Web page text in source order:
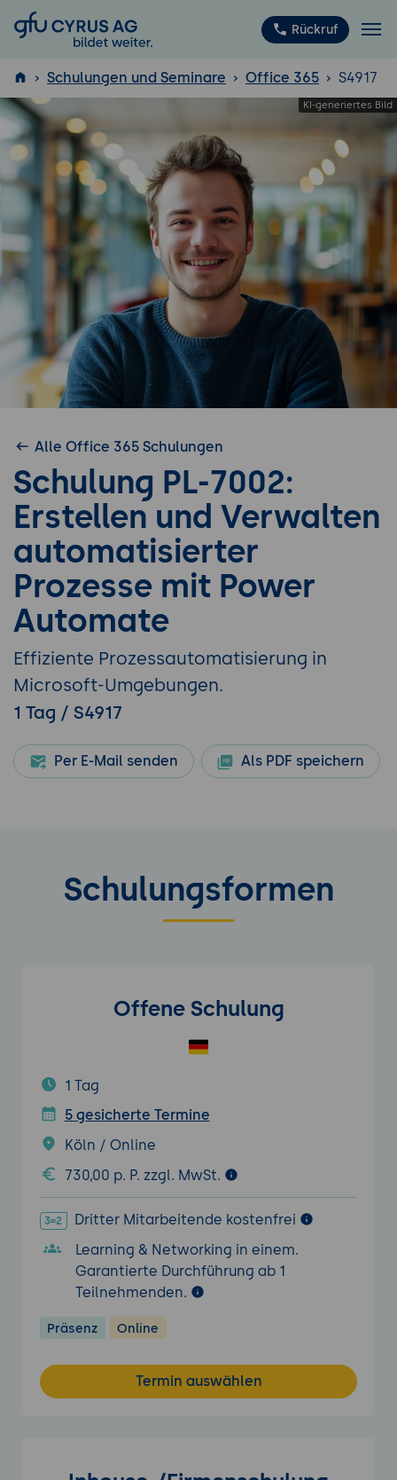
GFU Cyrus AG Rückruf
ISTQB
Schulungen und Seminare Office 365 S4917
Alle Office 365 Schulungen
Schulung PL-7002:
Erstellen und Verwalten
automatisierter
Prozesse mit Power
Automate
Effiziente Prozessautomatisierung in
Microsoft-Umgebungen.
1 Tag / S4917
Per E-Mail senden Als PDF speichern
Schulungsformen
Offene Schulung
1 Tag
5 gesicherte Termine
Köln / Online
730,00 p. P. zzgl. MwSt.
Dritter Mitarbeitende kostenfrei
Learning & Networking in einem.
Garantierte Durchführung ab 1
Teilnehmenden.
Präsenz Online
Termin auswählen